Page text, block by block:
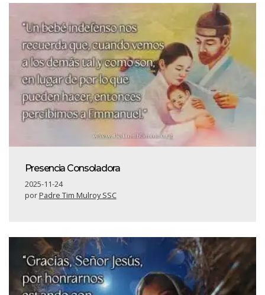
Presencia Consoladora
2025-11-24
porPadre Tim Mulroy SSC